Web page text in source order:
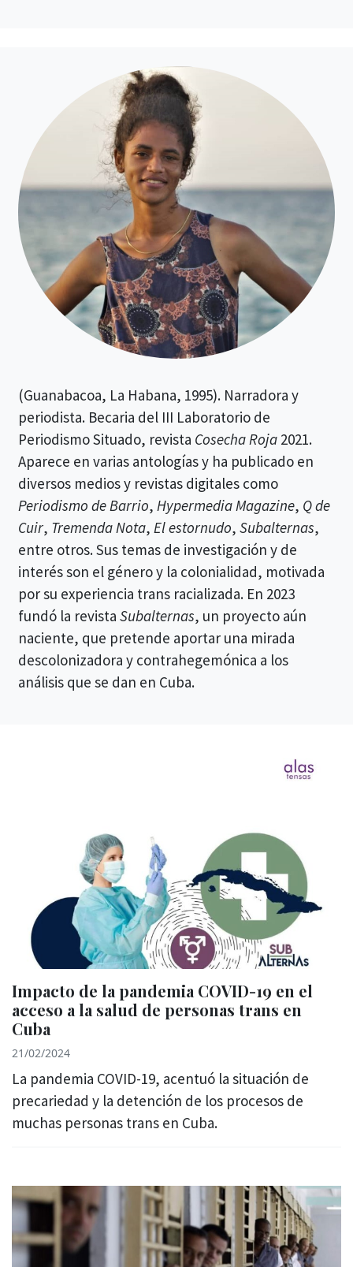
(Guanabacoa, La Habana, 1995). Narradora y
periodista. Becaria del III Laboratorio de
Periodismo Situado, revista Cosecha Roja 2021.
Aparece en varias antologías y ha publicado en
diversos medios y revistas digitales como
Periodismo de Barrio, Hypermedia Magazine, Q de
Cuir, Tremenda Nota, El estornudo, Subalternas,
entre otros. Sus temas de investigación y de
interés son el género y la colonialidad, motivada
por su experiencia trans racializada. En 2023
fundó la revista Subalternas, un proyecto aún
naciente, que pretende aportar una mirada
descolonizadora y contrahegemónica a los
análisis que se dan en Cuba.
Impacto de la pandemia COVID-19 en el
acceso a la salud de personas trans en
Cuba
21/02/2024
La pandemia COVID-19, acentuó la situación de
precariedad y la detención de los procesos de
muchas personas trans en Cuba.